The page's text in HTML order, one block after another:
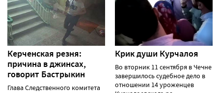
Керченская резня:
причина в джинсах,
говорит Бастрыкин
Глава Следственного комитета
Крик души Курчалоя
Во вторник 11 сентября в Чечне
завершилось судебное дело в
отношении 14 уроженцев